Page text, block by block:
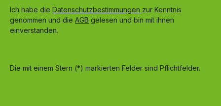
Ich habe die Datenschutzbestimmungen zur Kenntnis
genommen und die AGB gelesen und bin mit ihnen
einverstanden.
Die mit einem Stern (*) markierten Felder sind Pflichtfelder.